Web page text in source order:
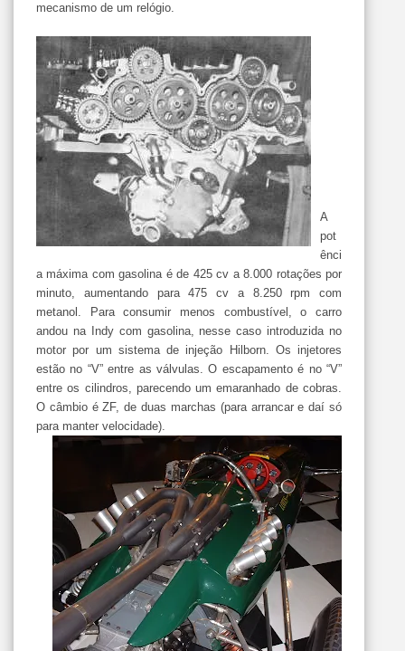
mecanismo de um relógio.
A
pot
ênci
a máxima com gasolina é de 425 cv a 8.000 rotações por
minuto, aumentando para 475 cv a 8.250 rpm com
metanol. Para consumir menos combustível, o carro
andou na Indy com gasolina, nesse caso introduzida no
motor por um sistema de injeção Hilborn. Os injetores
estão no “V” entre as válvulas. O escapamento é no “V”
entre os cilindros, parecendo um emaranhado de cobras.
O câmbio é ZF, de duas marchas (para arrancar e daí só
para manter velocidade).